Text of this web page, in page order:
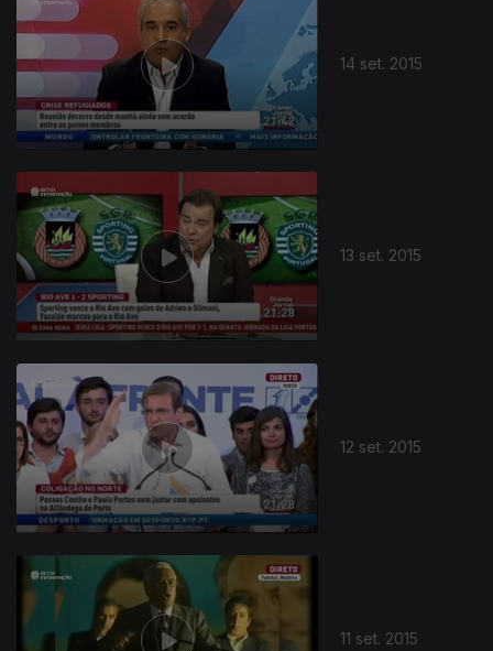
14 set. 2015
13 set. 2015
12 set. 2015
11 set. 2015